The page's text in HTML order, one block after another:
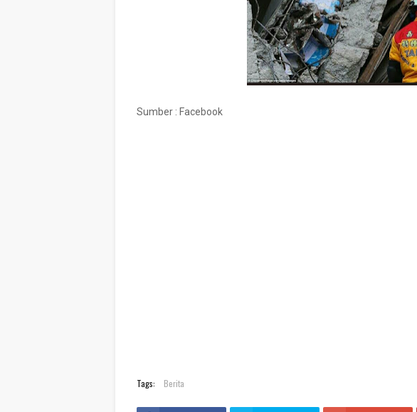
Sumber : Facebook
Tags: Berita